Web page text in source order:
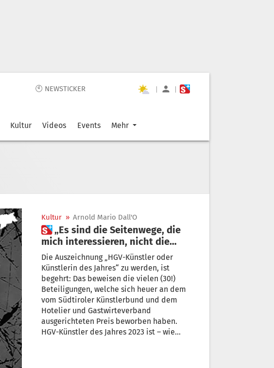
🕙 NEWSTICKER | |
Kultur Videos Events Mehr
Kultur » Arnold Mario Dall'O
 „Es sind die Seitenwege, die
mich interessieren, nicht die
ausgetretenen Pfade“
Die Auszeichnung „HGV-Künstler oder
Künstlerin des Jahres“ zu werden, ist
begehrt: Das beweisen die vielen (30!)
Beteiligungen, welche sich heuer an dem
vom Südtiroler Künstlerbund und dem
Hotelier und Gastwirteverband
ausgerichteten Preis beworben haben.
HGV-Künstler des Jahres 2023 ist – wie